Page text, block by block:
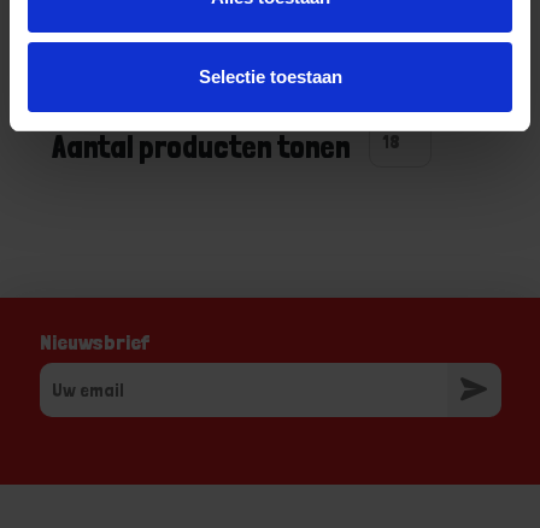
Selectie toestaan
Bestel nu!
Aantal producten tonen
Nieuwsbrief